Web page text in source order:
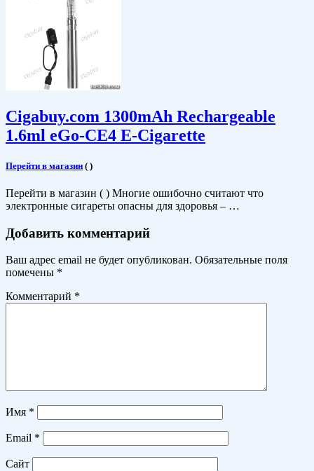
Cigabuy.com 1300mAh Rechargeable
1.6ml eGo-CE4 E-Cigarette
Перейти в магазин ( )
Перейти в магазин ( ) Многие ошибочно считают что
электронные сигареты опасны для здоровья – …
Добавить комментарий
Ваш адрес email не будет опубликован. Обязательные поля
помечены *
Комментарий *
Имя *
Email *
Сайт